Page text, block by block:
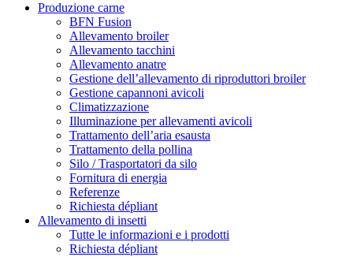
Produzione carne
BFN Fusion
Allevamento broiler
Allevamento tacchini
Allevamento anatre
Gestione dell’allevamento di riproduttori broiler
Gestione capannoni avicoli
Climatizzazione
Illuminazione per allevamenti avicoli
Trattamento dell’aria esausta
Trattamento della pollina
Silo / Trasportatori da silo
Fornitura di energia
Referenze
Richiesta dépliant
Allevamento di insetti
Tutte le informazioni e i prodotti
Richiesta dépliant